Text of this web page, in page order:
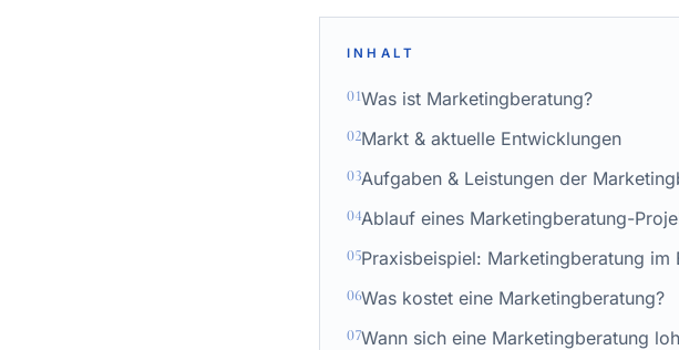
INHALT
01Was ist Marketingberatung?
02Markt & aktuelle Entwicklungen
03Aufgaben & Leistungen der
04Ablauf eines Marketingberatung-
05Praxisbeispiel: Marketingberatung im
06Was kostet eine Marketingberatung?
07Wann sich eine Marketingberatung